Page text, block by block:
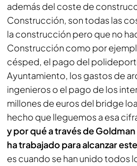
además del coste de
Construcción, son todas las
la construcción pero que no
Construcción como por
césped, el pago del
Ayuntamiento, los gastos de
ingenieros o el pago de los
millones de euros del bridge
hecho que lleguemos a esa
y por qué a través de
ha trabajado para alcanzar
es cuando se han unido todos